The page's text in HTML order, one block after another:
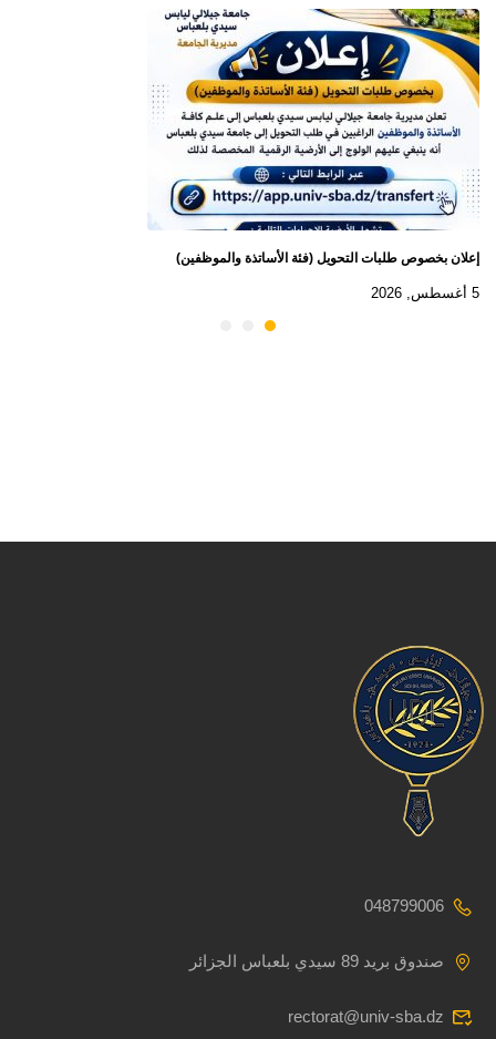
إعلان بخصوص طلبات التحويل (فئة الأساتذة والموظفين)
5 أغسطس, 2026
048799006
صندوق بريد 89 سيدي بلعباس الجزائر
rectorat@univ-sba.dz